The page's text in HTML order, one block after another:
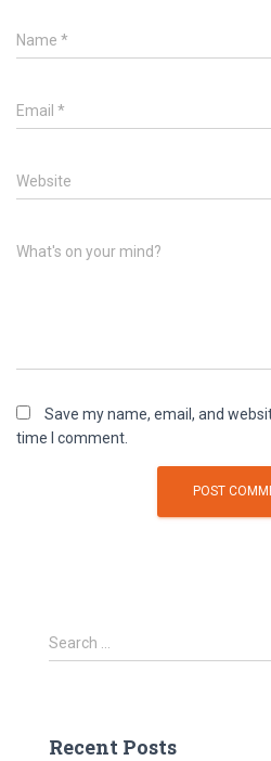
Name *
Email *
Website
What's on your mind?
Save my name, email, and
time I comment.
S
e
h
Search …
Recent Posts